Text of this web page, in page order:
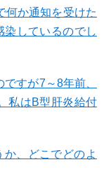
何か通知を受けた
染しているのでし
すが7～8年前、
私はB型肝炎給付
、どこでどのよ